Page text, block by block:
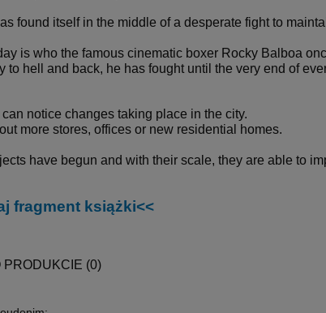
found itself in the middle of a desperate fight to
is who the famous cinematic boxer Rocky Balboa
to hell and back, he has fought until the very end of
can notice changes taking place in the city.
more stores, offices or new residential homes.
have begun and with their scale, they are able to
fragment książki<<
PRODUKCIE (0)